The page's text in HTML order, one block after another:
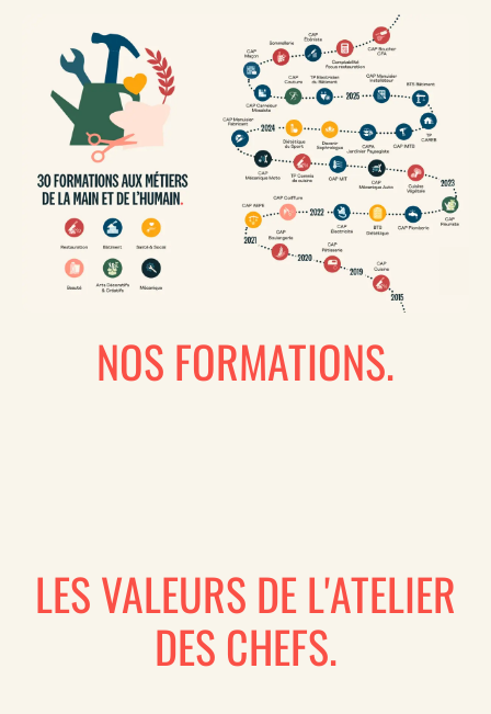
NOS FORMATIONS.
LES VALEURS DE L'ATELIER
DES CHEFS.